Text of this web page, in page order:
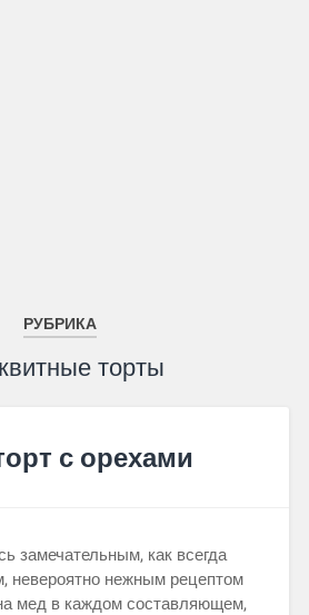
РУБРИКА
торты
с орехами
замечательным, как всегда
невероятно нежным рецептом
мед в каждом составляющем,